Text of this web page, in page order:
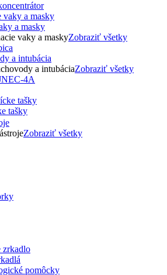
a masky
vaky a maskyZobraziť všetky
a intubácia
a intubáciaZobraziť všetky
tašky
Zobraziť všetky